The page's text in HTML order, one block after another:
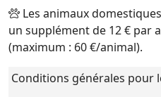
Les animaux
un supplément de 12 € par
(maximum : 60 €/animal).
Conditions générales pour